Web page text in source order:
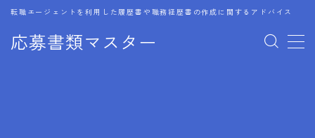
応募書類マスター
転職エージェントを利用した履歴書や職務経歴書の作成に関するアドバイス
MENU